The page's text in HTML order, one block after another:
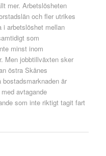
mer. Arbetslösheten
och fler utrikes
i arbetslöshet mellan
som
minst inom
Men jobbtillväxten sker
östra Skånes
är
avtagande
som inte riktigt tagit fart